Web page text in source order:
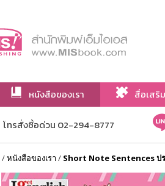
หนังสือของเรา สื่อเสริ
เกี่ยวกับเรา
โทรสั่งซื้อด่วน 02-294-8777
/หนังสือของเรา / Short Note Sentences ป